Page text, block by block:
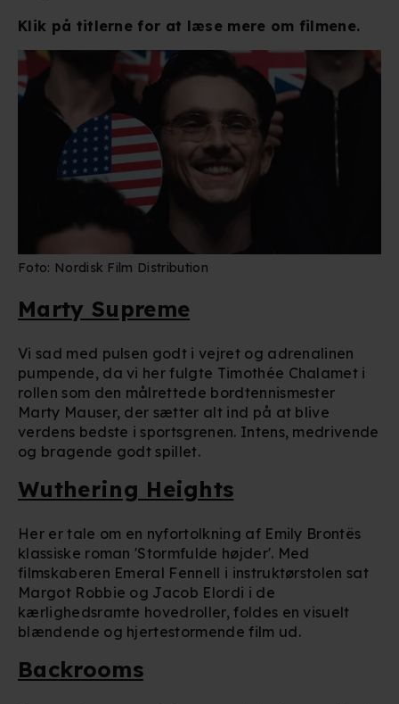
Klik på titlerne for at læse mere om filmene.
Foto: Nordisk Film Distribution
Marty Supreme
Vi sad med pulsen godt i vejret og adrenalinen
pumpende, da vi her fulgte Timothée Chalamet i
rollen som den målrettede bordtennismester
Marty Mauser, der sætter alt ind på at blive
verdens bedste i sportsgrenen. Intens, medrivende
og bragende godt spillet.
Wuthering Heights
Her er tale om en nyfortolkning af Emily Brontës
klassiske roman 'Stormfulde højder'. Med
filmskaberen Emeral Fennell i instruktørstolen sat
Margot Robbie og Jacob Elordi i de
kærlighedsramte hovedroller, foldes en visuelt
blændende og hjertestormende film ud.
Backrooms